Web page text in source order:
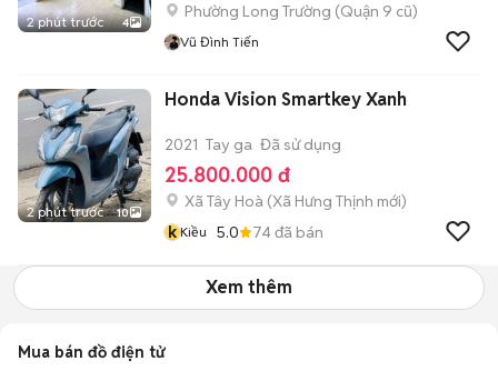
2 phút trước 4
Phường Long Trường (Quận 9 cũ)
Vũ Đình Tiến
2 phút trước 10
Honda Vision Smartkey Xanh
2021 Tay ga Đã sử dụng
25.800.000 đ
Xã Tây Hoà (Xã Hưng Thịnh mới)
k Kiều 5.0 74đã bán
Xem thêm
Mua bán đồ điện tử